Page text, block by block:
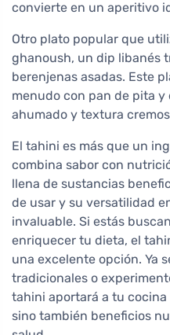
convierte en un aperitivo
Otro plato popular que
ghanoush, un dip libanés
berenjenas asadas. Este
menudo con pan de pita y
ahumado y textura
El tahini es más que un
combina sabor con
llena de sustancias
de usar y su versatilidad
invaluable. Si estás
enriquecer tu dieta, el
una excelente opción. Ya
tradicionales o
tahini aportará a tu cocina
sino también beneficios